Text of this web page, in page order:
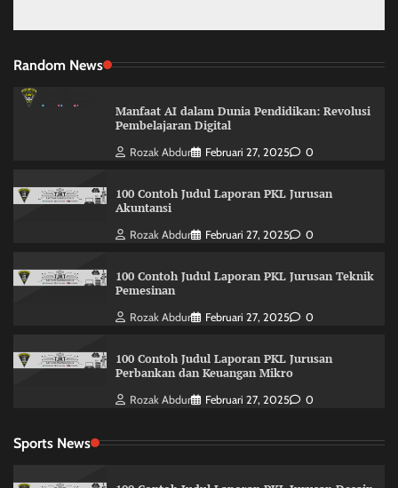
Random News
Manfaat AI dalam Dunia Pendidikan: Revolusi
Pembelajaran Digital
Rozak Abdur Februari 27, 2025 0
100 Contoh Judul Laporan PKL Jurusan
Akuntansi
Rozak Abdur Februari 27, 2025 0
100 Contoh Judul Laporan PKL Jurusan Teknik
Pemesinan
Rozak Abdur Februari 27, 2025 0
100 Contoh Judul Laporan PKL Jurusan
Perbankan dan Keuangan Mikro
Rozak Abdur Februari 27, 2025 0
Sports News